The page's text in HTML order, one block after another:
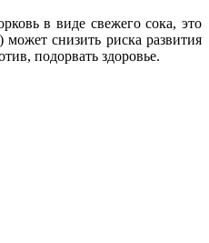
в виде свежего сока, это
может снизить риска развития
подорвать здоровье.